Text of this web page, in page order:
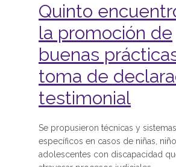
Quinto
la promoción de
buenas
toma de
testimonial
Se propusieron técnicas y
específicos en casos de niñas,
adolescentes con discapacidad